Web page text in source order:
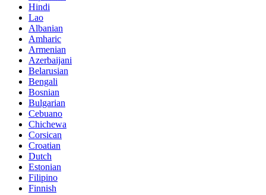
Hindi
Lao
Albanian
Amharic
Armenian
Azerbaijani
Belarusian
Bengali
Bosnian
Bulgarian
Cebuano
Chichewa
Corsican
Croatian
Dutch
Estonian
Filipino
Finnish